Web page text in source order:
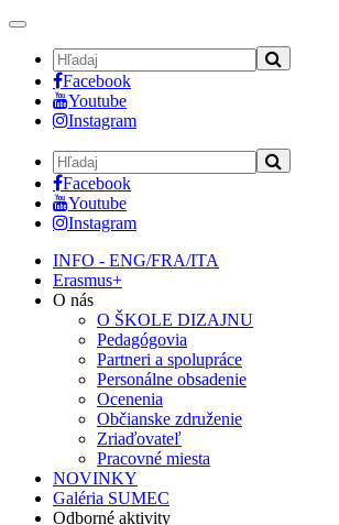
Toggle
navigation
Facebook
Youtube
Instagram
Facebook
Youtube
Instagram
INFO - ENG/FRA/ITA
Erasmus+
O nás
O ŠKOLE DIZAJNU
Pedagógovia
Partneri a spolupráce
Personálne obsadenie
Ocenenia
Občianske združenie
Zriaďovateľ
Pracovné miesta
NOVINKY
Galéria SUMEC
Odborné aktivity